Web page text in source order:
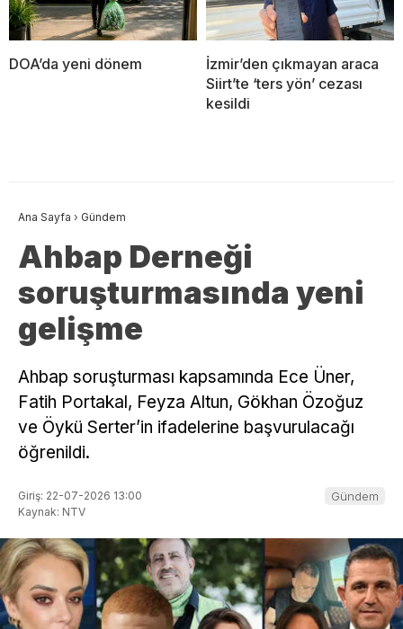
DOA’da yeni dönem
İzmir’den çıkmayan araca
Siirt’te ‘ters yön’ cezası
kesildi
Ana Sayfa › Gündem
Ahbap Derneği
soruşturmasında yeni
gelişme
Ahbap soruşturması kapsamında Ece Üner,
Fatih Portakal, Feyza Altun, Gökhan Özoğuz
ve Öykü Serter’in ifadelerine başvurulacağı
öğrenildi.
Giriş: 22-07-2026 13:00
Kaynak: NTV
Gündem